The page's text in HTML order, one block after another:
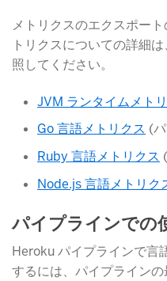
メトリクスのエクスポー
トリクスについての詳細
照してください。
JVM ランタイムメト
Go 言語メトリクス (
Ruby 言語メトリクス
Node.js 言語メトリク
パイプラインでの
Heroku パイプラインで言
するには、パイプライン